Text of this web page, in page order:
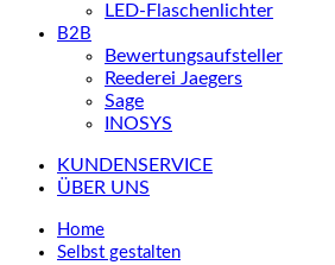
LED-Flaschenlichter
B2B
Bewertungsaufsteller
Reederei Jaegers
Sage
INOSYS
KUNDENSERVICE
ÜBER UNS
Home
Selbst gestalten